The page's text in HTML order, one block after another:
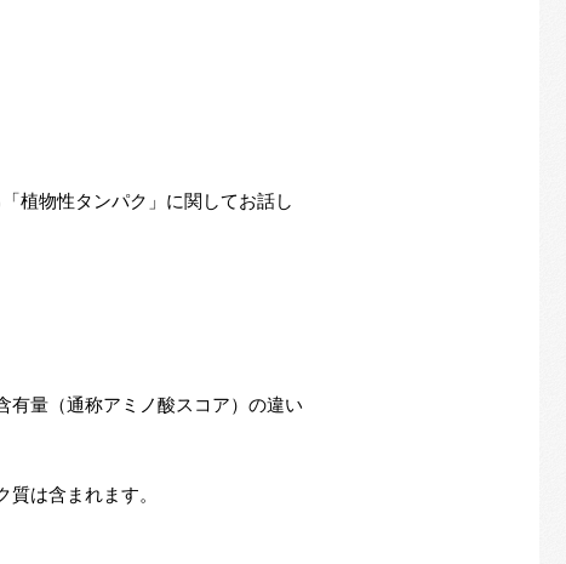
植物性タンパク」に関してお話し
有量（通称アミノ酸スコア）の違い
は含まれます。